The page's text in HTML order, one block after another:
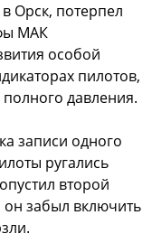
Орск, потерпел
МАК
особой
пилотов,
давления.
записи одного
ругались
второй
забыл включить